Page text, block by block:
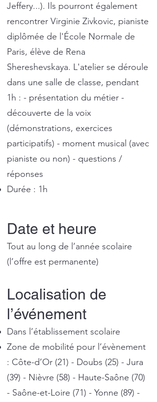
Jeffery...). Ils pourront également
rencontrer Virginie Zivkovic, pianiste
diplômée de l'École Normale de
Paris, élève de Rena
Shereshevskaya. L'atelier se déroule
dans une salle de classe, pendant
1h : - présentation du métier -
découverte de la voix
(démonstrations, exercices
participatifs) - moment musical (avec
pianiste ou non) - questions /
réponses
Durée : 1h
Date et heure
Tout au long de l’année scolaire
(l’offre est permanente)
Localisation de
l’événement
Dans l’établissement scolaire
Zone de mobilité pour l’évènement
: Côte-d’Or (21) - Doubs (25) - Jura
(39) - Nièvre (58) - Haute-Saône (70)
- Saône-et-Loire (71) - Yonne (89) -